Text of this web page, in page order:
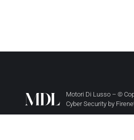
Motori Di Lusso – ©
Cyber Security by